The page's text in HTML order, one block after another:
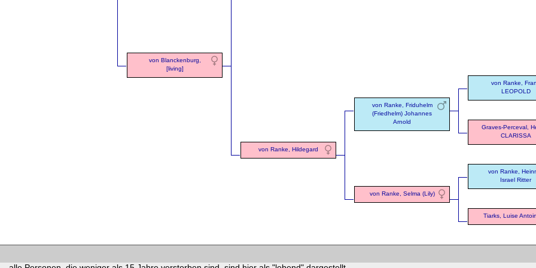
von Blanckenburg,
[living]
von Ranke, Hildegard
von Ranke, Friduhelm
(Friedhelm) Johannes
Arnold
von Ranke,
LEOPOLD
Graves-Perceval,
CLARISSA
von Ranke, Selma (Lily)
von Ranke,
Israel Ritter
Tiarks, Luise